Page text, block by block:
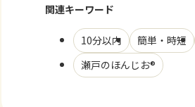
関連キーワード
10分以内 簡単・時短
瀬戸のほんじお®